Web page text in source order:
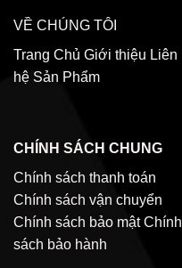
VỀ CHÚNG TÔI
Trang Chủ Giới thiệu Liên
hệ Sản Phẩm
CHÍNH SÁCH CHUNG
Chính sách thanh toán
Chính sách vận chuyển
Chính sách bảo mật Chính
sách bảo hành